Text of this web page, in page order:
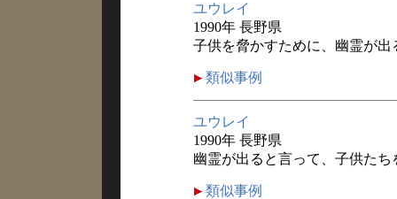
ユウレイ
1990年 長野県
子供を脅かすために、幽霊が出
類似事例
ユウレイ
1990年 長野県
幽霊が出ると言って、子供た
類似事例